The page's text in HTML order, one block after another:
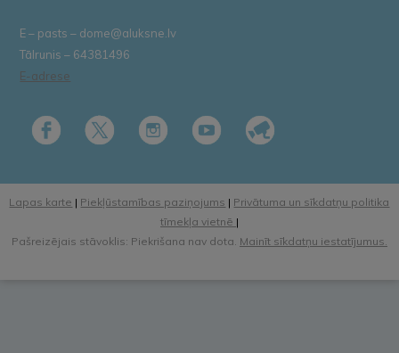
E – pasts – dome@aluksne.lv
Tālrunis – 64381496
E-adrese
Lapas karte | Piekļūstamības paziņojums | Privātuma un sīkdatņu politika
tīmekļa vietnē |
Pašreizējais stāvoklis: Piekrišana nav dota. Mainīt sīkdatņu iestatījumus.